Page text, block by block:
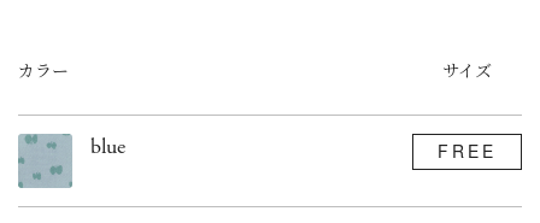
カラー サイズ
blue FREE